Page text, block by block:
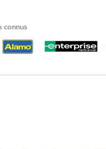
connus